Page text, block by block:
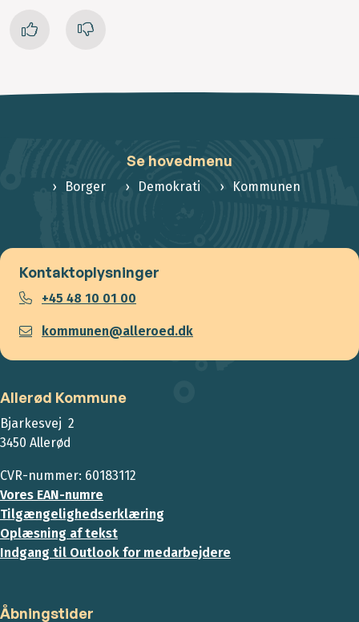
Se hovedmenu
Borger Demokrati Kommunen
Kontaktoplysninger
+45 48 10 01 00
kommunen@alleroed.dk
Allerød Kommune
Bjarkesvej 2
3450 Allerød
CVR-nummer: 60183112
Vores EAN-numre
Tilgængelighedserklæring
Oplæsning af tekst
Indgang til Outlook for medarbejdere
Åbningstider